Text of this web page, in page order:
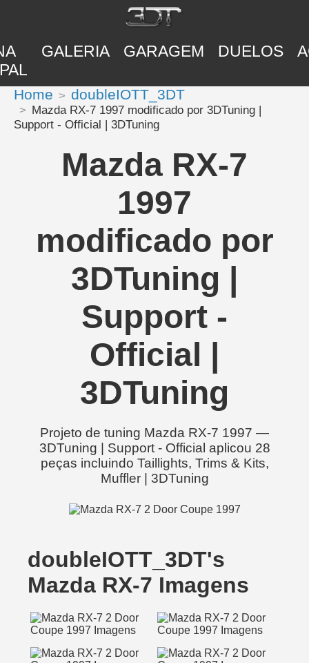
GALERIA GARAGEM DUELOS
Home doubleIOTT_3DT
Mazda RX-7 1997 modificado por 3DTuning |
Support - Official | 3DTuning
Mazda RX-7
1997
modificado por
3DTuning |
Support -
Official |
3DTuning
Projeto de tuning Mazda RX-7 1997 —
3DTuning | Support - Official aplicou 28
peças incluindo Taillights, Trims & Kits,
Muffler | 3DTuning
doubleIOTT_3DT's
Mazda RX-7 Imagens